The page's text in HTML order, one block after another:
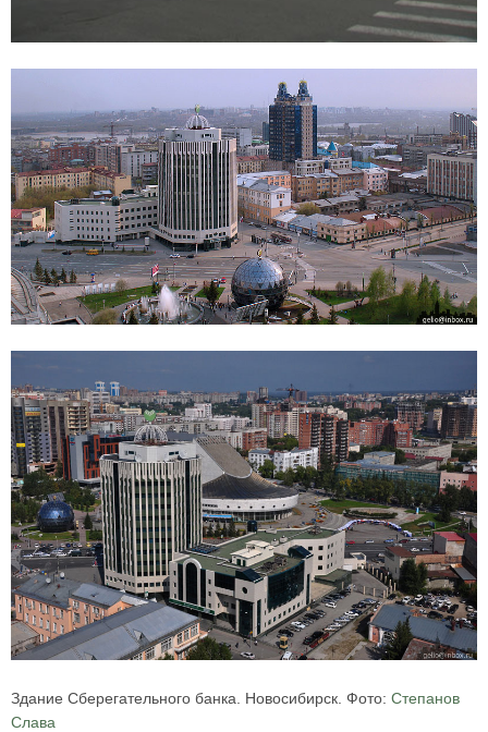
Здание Сберегательного банка. Новосибирск. Фото: Степанов
Слава